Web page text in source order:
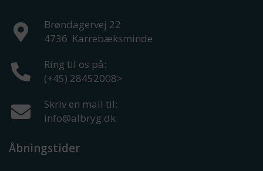
Brøndagervej 22
4736 Karrebæksminde
Ring til os på:
(+45) 28452008>
Skriv en mail til:
info@albryg.dk
Åbningstider